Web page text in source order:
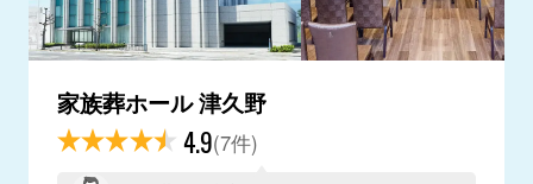
家族葬ホール 津久野
4.9(7件)